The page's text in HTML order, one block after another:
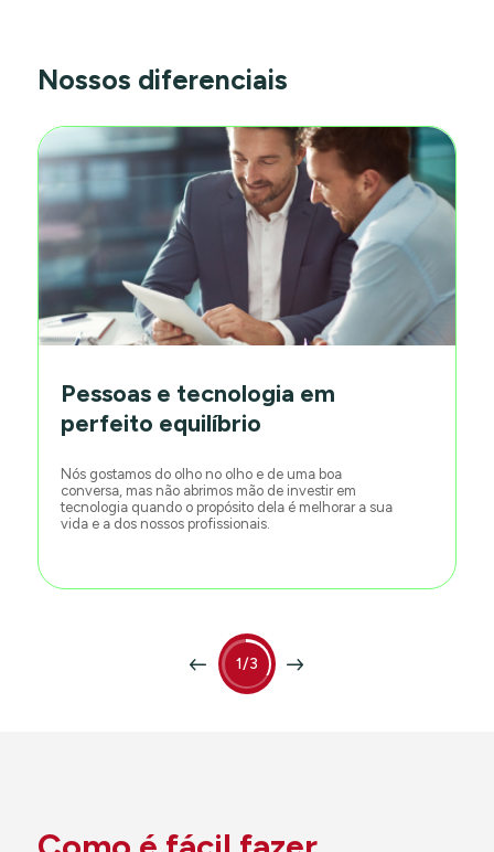
Nossos diferenciais
Pessoas e tecnologia em
perfeito equilíbrio
Nós gostamos do olho no olho e de uma boa
conversa, mas não abrimos mão de investir em
tecnologia quando o propósito dela é melhorar a sua
vida e a dos nossos profissionais.
1/3